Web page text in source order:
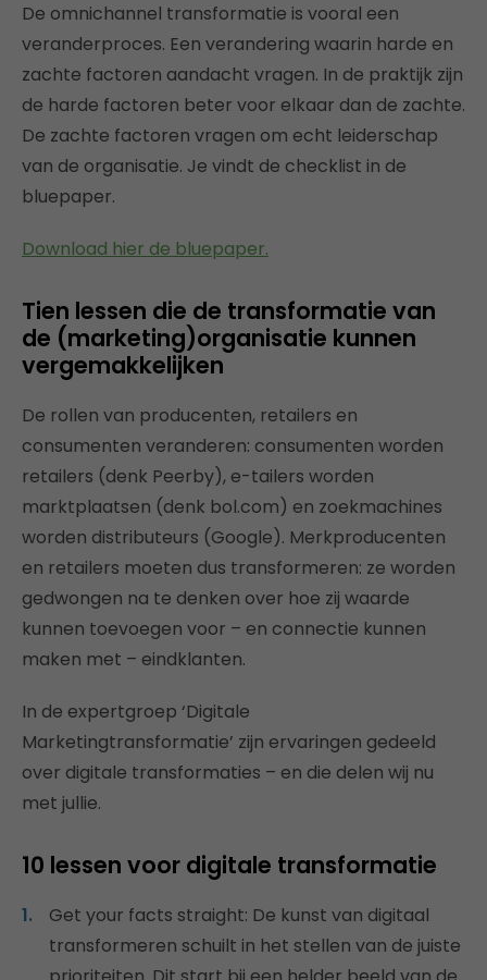
De omnichannel transformatie is vooral een
veranderproces. Een verandering waarin harde en
zachte factoren aandacht vragen. In de praktijk zijn
de harde factoren beter voor elkaar dan de zachte.
De zachte factoren vragen om echt leiderschap
van de organisatie. Je vindt de checklist in de
bluepaper.
Download hier de bluepaper.
Tien lessen die de transformatie van
de (marketing)organisatie kunnen
vergemakkelijken
De rollen van producenten, retailers en
consumenten veranderen: consumenten worden
retailers (denk Peerby), e-tailers worden
marktplaatsen (denk bol.com) en zoekmachines
worden distributeurs (Google). Merkproducen­ten
en retailers moeten dus transformeren: ze worden
gedwongen na te denken over hoe zij waarde
kunnen toevoegen voor – en connectie kunnen
maken met – eindklanten.
In de expertgroep ‘Digitale
Marketingtransformatie’ zijn ervaringen gedeeld
over digitale transformaties – en die delen wij nu
met jullie.
10 lessen voor digitale transformatie
Get your facts straight: De kunst van digitaal
transformeren schuilt in het stellen van de juiste